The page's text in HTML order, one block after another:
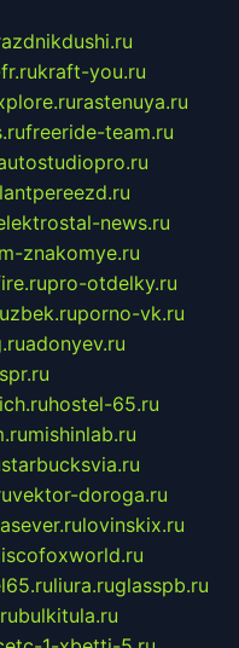
kraft-you.ru
rastenuya.ru
freeride-team.ru
news.ru
znakomye.ru
pro-otdelky.ru
porno-vk.ru
adonyev.ru
hostel-65.ru
mishinlab.ru
starbucksvia.ru
vektor-doroga.ru
lovinskix.ru
liura.ruglasspb.ru
bulkitula.ru